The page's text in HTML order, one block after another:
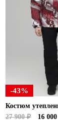
-43%
Костюм
27 900 ₽
16